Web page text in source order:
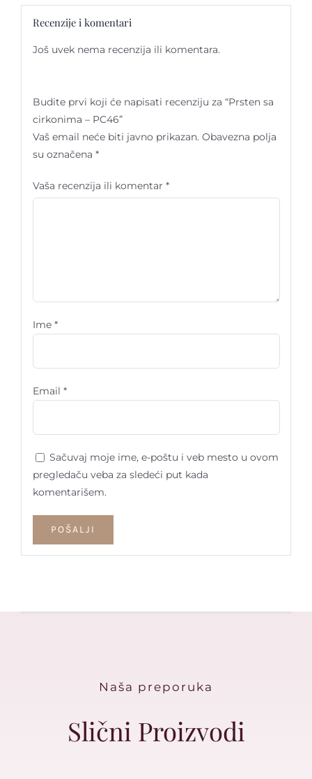
Recenzije i komentari
Još uvek nema recenzija ili komentara.
Budite prvi koji će napisati recenziju za “Prsten sa
cirkonima – PC46”
Vaš email neće biti javno prikazan. Obavezna polja
su označena *
Vaša recenzija ili komentar *
Ime *
Email *
Sačuvaj moje ime, e-poštu i veb mesto u ovom
pregledaču veba za sledeći put kada
komentarišem.
Naša preporuka
Slični Proizvodi